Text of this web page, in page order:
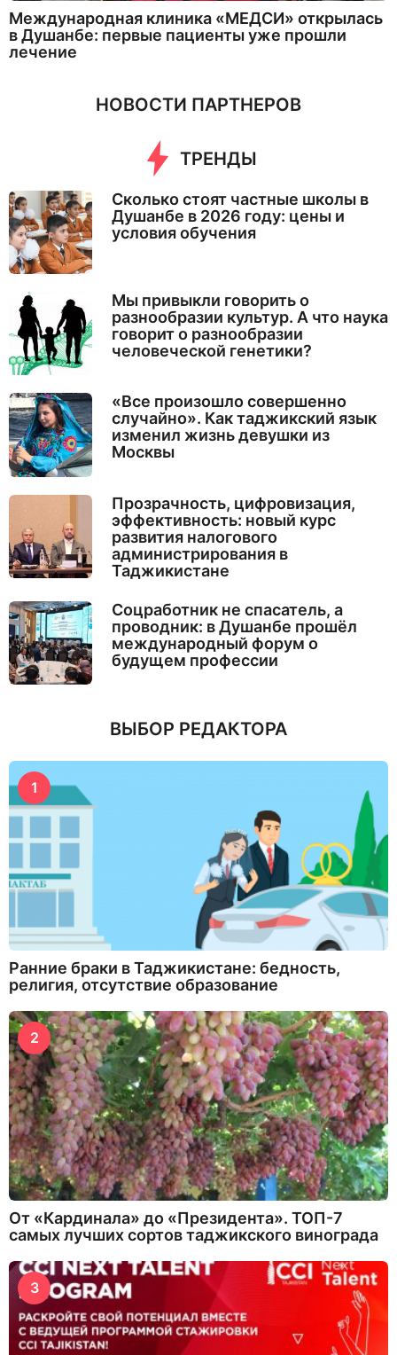
Международная клиника «МЕДСИ» открылась
в Душанбе: первые пациенты уже прошли
лечение
НОВОСТИ ПАРТНЕРОВ
ТРЕНДЫ
Сколько стоят частные школы в
Душанбе в 2026 году: цены и
условия обучения
Мы привыкли говорить о
разнообразии культур. А что наука
говорит о разнообразии
человеческой генетики?
«Все произошло совершенно
случайно». Как таджикский язык
изменил жизнь девушки из
Москвы
Прозрачность, цифровизация,
эффективность: новый курс
развития налогового
администрирования в
Таджикистане
Соцработник не спасатель, а
проводник: в Душанбе прошёл
международный форум о
будущем профессии
ВЫБОР РЕДАКТОРА
1
Ранние браки в Таджикистане: бедность,
религия, отсутствие образование
2
От «Кардинала» до «Президента». ТОП-7
самых лучших сортов таджикского винограда
3